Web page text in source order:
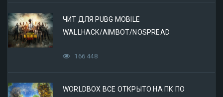
ЧИТ ДЛЯ PUBG MOBILE
WALLHACK/AIMBOT/NOSPREAD
166 448
WORLDBOX ВСЕ ОТКРЫТО НА ПК ПО